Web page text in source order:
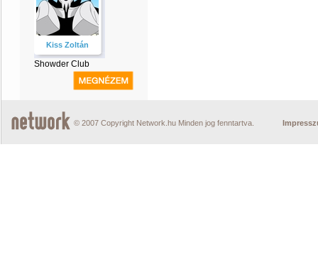
Kiss Zoltán
Showder Club
© 2007 Copyright Network.hu Minden jog fenntartva.